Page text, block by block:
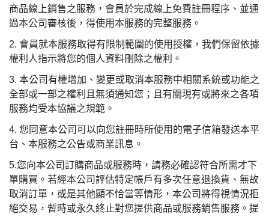
商品線上銷售之服務，會員於完成線上免費註冊程序、並通
過本公司審核後，得使用本服務的完整服務。
2. 會員就本服務取得有限制範圍的使用授權，我們保留依據
權利人指示將您的個人資料刪除之權利。
3. 本公司有權增加、變更或取消本服務中相關系統或功能之
全部或一部之權利且無須通知您；且有關現有或將來之各項
服務均受本協議之規範。
4. 您同意本公司可以向您註冊時所使用的電子信箱發送本平
台、本服務之公告或商業訊息。
5.您向本公司訂購商品或服務時，請務必確認符合所需才下
單購買。若經本公司評估特定帳戶有多次任意退換貨、無故
取消訂單，或是其他顯不恰當等情形，本公司將得視情況拒
絕交易，暫時或永久終止對您提供商品或服務銷售服務。提